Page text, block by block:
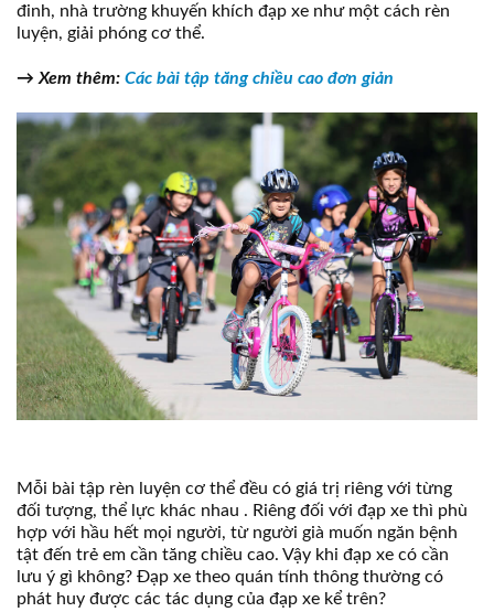
đinh, nhà trường khuyến khích đạp xe như một cách rèn
luyện, giải phóng cơ thể.
→ Xem thêm: Các bài tập tăng chiều cao đơn giản
Mỗi bài tập rèn luyện cơ thể đều có giá trị riêng với từng
đối tượng, thể lực khác nhau . Riêng đối với đạp xe thì phù
hợp với hầu hết mọi người, từ người già muốn ngăn bệnh
tật đến trẻ em cần tăng chiều cao. Vậy khi đạp xe có cần
lưu ý gì không? Đạp xe theo quán tính thông thường có
phát huy được các tác dụng của đạp xe kể trên?